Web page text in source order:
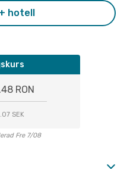
hotell
RON
SEK
Fre 7/08